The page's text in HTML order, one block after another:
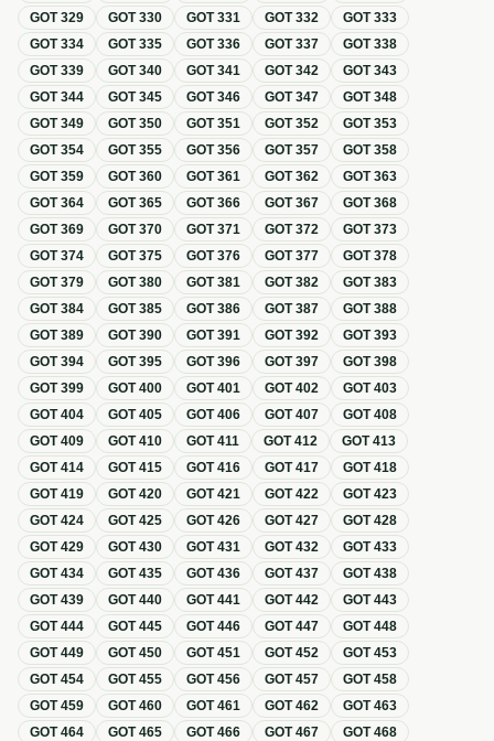
GOT329 GOT330 GOT331 GOT332 GOT333
GOT334 GOT335 GOT336 GOT337 GOT338
GOT339 GOT340 GOT341 GOT342 GOT343
GOT344 GOT345 GOT346 GOT347 GOT348
GOT349 GOT350 GOT351 GOT352 GOT353
GOT354 GOT355 GOT356 GOT357 GOT358
GOT359 GOT360 GOT361 GOT362 GOT363
GOT364 GOT365 GOT366 GOT367 GOT368
GOT369 GOT370 GOT371 GOT372 GOT373
GOT374 GOT375 GOT376 GOT377 GOT378
GOT379 GOT380 GOT381 GOT382 GOT383
GOT384 GOT385 GOT386 GOT387 GOT388
GOT389 GOT390 GOT391 GOT392 GOT393
GOT394 GOT395 GOT396 GOT397 GOT398
GOT399 GOT400 GOT401 GOT402 GOT403
GOT404 GOT405 GOT406 GOT407 GOT408
GOT409 GOT410 GOT411 GOT412 GOT413
GOT414 GOT415 GOT416 GOT417 GOT418
GOT419 GOT420 GOT421 GOT422 GOT423
GOT424 GOT425 GOT426 GOT427 GOT428
GOT429 GOT430 GOT431 GOT432 GOT433
GOT434 GOT435 GOT436 GOT437 GOT438
GOT439 GOT440 GOT441 GOT442 GOT443
GOT444 GOT445 GOT446 GOT447 GOT448
GOT449 GOT450 GOT451 GOT452 GOT453
GOT454 GOT455 GOT456 GOT457 GOT458
GOT459 GOT460 GOT461 GOT462 GOT463
GOT464 GOT465 GOT466 GOT467 GOT468